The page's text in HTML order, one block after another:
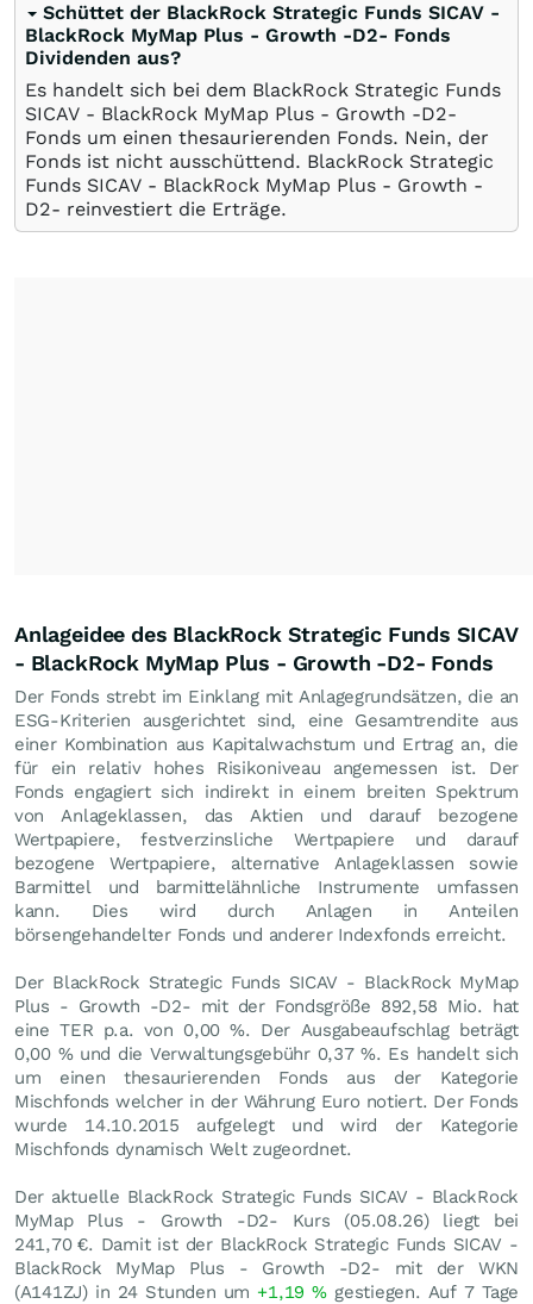
Schüttet der BlackRock Strategic Funds SICAV -
BlackRock MyMap Plus - Growth -D2- Fonds
Dividenden aus?
Es handelt sich bei dem BlackRock Strategic Funds
SICAV - BlackRock MyMap Plus - Growth -D2-
Fonds um einen thesaurierenden Fonds. Nein, der
Fonds ist nicht ausschüttend. BlackRock Strategic
Funds SICAV - BlackRock MyMap Plus - Growth -
D2- reinvestiert die Erträge.
Anlageidee des BlackRock Strategic Funds SICAV
- BlackRock MyMap Plus - Growth -D2- Fonds
Der Fonds strebt im Einklang mit Anlagegrundsätzen, die an
ESG-Kriterien ausgerichtet sind, eine Gesamtrendite aus
einer Kombination aus Kapitalwachstum und Ertrag an, die
für ein relativ hohes Risikoniveau angemessen ist. Der
Fonds engagiert sich indirekt in einem breiten Spektrum
von Anlageklassen, das Aktien und darauf bezogene
Wertpapiere, festverzinsliche Wertpapiere und darauf
bezogene Wertpapiere, alternative Anlageklassen sowie
Barmittel und barmittelähnliche Instrumente umfassen
kann. Dies wird durch Anlagen in Anteilen
börsengehandelter Fonds und anderer Indexfonds erreicht.
Der BlackRock Strategic Funds SICAV - BlackRock MyMap
Plus - Growth -D2- mit der Fondsgröße 892,58 Mio. hat
eine TER p.a. von 0,00 %. Der Ausgabeaufschlag beträgt
0,00 % und die Verwaltungsgebühr 0,37 %. Es handelt sich
um einen thesaurierenden Fonds aus der Kategorie
Mischfonds welcher in der Währung Euro notiert. Der Fonds
wurde 14.10.2015 aufgelegt und wird der Kategorie
Mischfonds dynamisch Welt zugeordnet.
Der aktuelle BlackRock Strategic Funds SICAV - BlackRock
MyMap Plus - Growth -D2- Kurs (05.08.26) liegt bei
241,70 €. Damit ist der BlackRock Strategic Funds SICAV -
BlackRock MyMap Plus - Growth -D2- mit der WKN
(A141ZJ) in 24 Stunden um +1,19% gestiegen. Auf 7 Tage